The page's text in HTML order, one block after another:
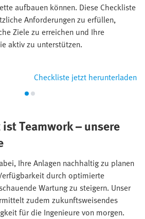
aufbauen können. Diese Checkliste
Anforderungen zu erfüllen,
Ziele zu erreichen und Ihre
aktiv zu unterstützen.​
Checkliste jetzt herunterladen
Teamwork – unsere
Ihre Anlagen nachhaltig zu planen
durch optimierte
Wartung zu steigern. Unser
zudem zukunftsweisendes
für die Ingenieure von morgen.